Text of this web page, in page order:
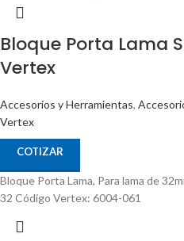
Bloque Porta Lama
Vertex
Accesorios y Herramientas,
Vertex
COTIZAR
Bloque Porta Lama, Para lama de
32 Código Vertex: 6004-061